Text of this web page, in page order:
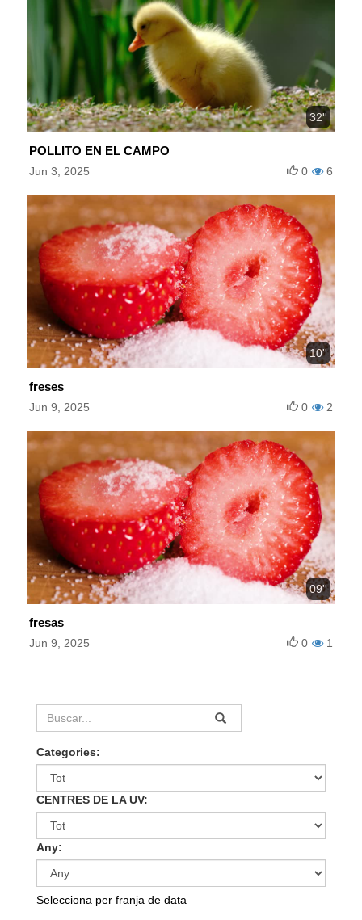
32''
POLLITO EN EL CAMPO
Jun 3, 2025 6
0
10''
freses
Jun 9, 2025 2
0
09''
fresas
Jun 9, 2025 1
0
Categories:
CENTRES DE LA UV:
Any:
Selecciona per franja de data